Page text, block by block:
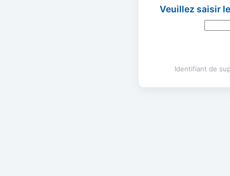
Veuillez saisir
Identifiant de